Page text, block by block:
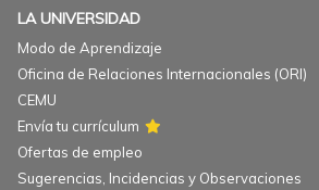
LA UNIVERSIDAD
Modo de Aprendizaje
Oficina de Relaciones Internacionales (ORI)
CEMU
Envía tu currículum
Ofertas de empleo
Sugerencias, Incidencias y Observaciones